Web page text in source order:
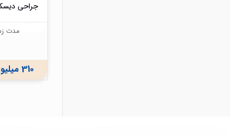
جراحی
مدت
310 میلیون ریال